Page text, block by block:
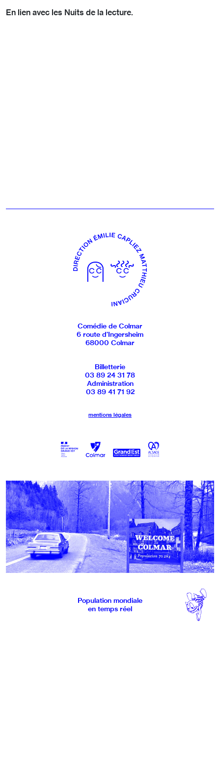
En lien avec les Nuits de la lecture.
Comédie de Colmar
6 route d’Ingersheim
68000 Colmar
Billetterie
03 89 24 31 78
Administration
03 89 41 71 92
mentions légales
Population mondiale
en temps réel